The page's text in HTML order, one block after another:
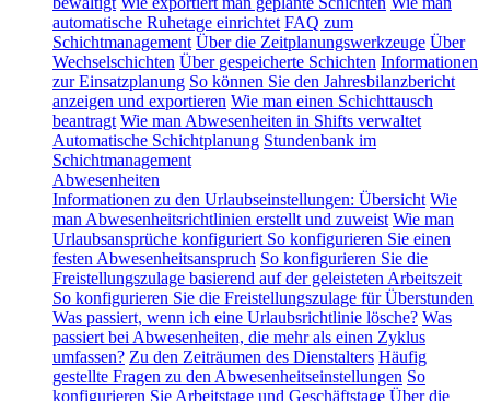
automatische Ruhetage einrichtet FAQ zum
Schichtmanagement Über die Zeitplanungswerkzeuge Über
Wechselschichten Über gespeicherte Schichten Informationen
zur Einsatzplanung So können Sie den Jahresbilanzbericht
anzeigen und exportieren Wie man einen Schichttausch
beantragt Wie man Abwesenheiten in Shifts verwaltet
Automatische Schichtplanung Stundenbank im
Schichtmanagement
Abwesenheiten
Informationen zu den Urlaubseinstellungen: Übersicht Wie
man Abwesenheitsrichtlinien erstellt und zuweist Wie man
Urlaubsansprüche konfiguriert So konfigurieren Sie einen
festen Abwesenheitsanspruch So konfigurieren Sie die
Freistellungszulage basierend auf der geleisteten Arbeitszeit
So konfigurieren Sie die Freistellungszulage für Überstunden
Was passiert, wenn ich eine Urlaubsrichtlinie lösche? Was
passiert bei Abwesenheiten, die mehr als einen Zyklus
umfassen? Zu den Zeiträumen des Dienstalters Häufig
gestellte Fragen zu den Abwesenheitseinstellungen So
konfigurieren Sie Arbeitstage und Geschäftstage Über die